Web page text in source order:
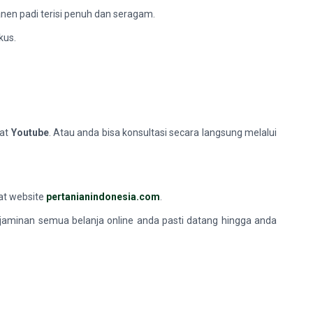
padi terisi penuh dan seragam.
Youtube. Atau anda bisa konsultasi secara langsung melalui
website pertanianindonesia.com
semua belanja online anda pasti datang hingga anda